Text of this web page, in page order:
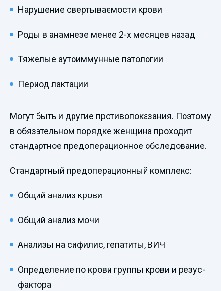
Нарушение свертываемости крови
Роды в анамнезе менее 2-х месяцев назад
Тяжелые аутоиммунные патологии
Период лактации
Могут быть и другие противопоказания. Поэтому
в обязательном порядке женщина проходит
стандартное предоперационное обследование.
Стандартный предоперационный комплекс:
Общий анализ крови
Общий анализ мочи
Анализы на сифилис, гепатиты, ВИЧ
Определение по крови группы крови и резус-
фактора